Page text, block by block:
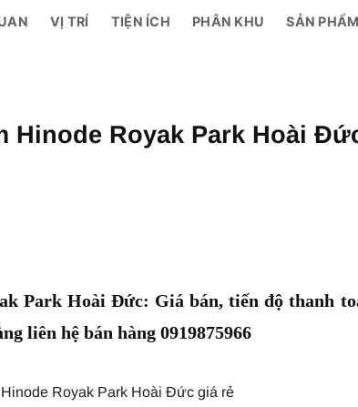
VỊ TRÍ TIỆN ÍCH PHÂN KHU SẢN
Hinode Royak Park Hoài
Park Hoài Đức: Giá bán, tiến độ thanh
liên hệ bán hàng 0919875966
Royak Park Hoài Đức giá rẻ